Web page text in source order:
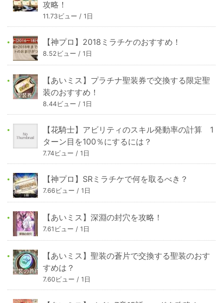
攻略！
11.73ビュー / 1日
【神プロ】2018ミラチケのおすすめ！
8.52ビュー / 1日
【あいミス】プラチナ聖装券で交換する限定聖
装のおすすめ！
8.44ビュー / 1日
【花騎士】アビリティのスキル発動率の計算 1
ターン目を100％にするには？
7.74ビュー / 1日
【神プロ】SRミラチケで何を取るべき？
7.66ビュー / 1日
【あいミス】深淵の封穴を攻略！
7.61ビュー / 1日
【あいミス】聖装の蒼片で交換する聖装のおす
すめは？
7.60ビュー / 1日